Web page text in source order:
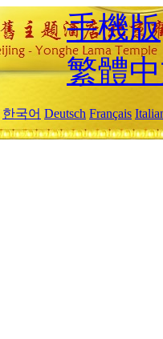
手機版
繁體
한국어 Deutsch Français